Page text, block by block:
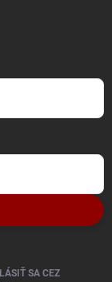
SA CEZ